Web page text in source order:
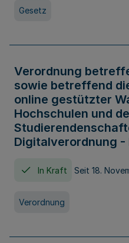
Gesetz
Verordnung
sowie betreffend
online gestützter
Hochschulen und
Digitalverordnung -
In Kraft Seit 18.
Verordnung